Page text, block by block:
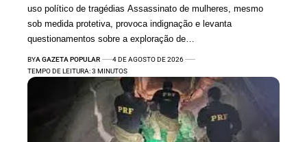
uso político de tragédias Assassinato de mulheres, mesmo
sob medida protetiva, provoca indignação e levanta
questionamentos sobre a exploração de…
BYA GAZETA POPULAR
4 DE AGOSTO DE 2026
TEMPO DE LEITURA: 3 MINUTOS